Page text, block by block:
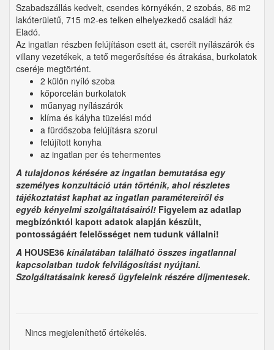
Szabadszállás kedvelt, csendes környékén, 2 szobás, 86 m2
lakóterületű, 715 m2-es telken elhelyezkedő családi ház
Eladó.
Az ingatlan részben felújításon esett át, cserélt nyílászárók és
villany vezetékek, a tető megerősítése és átrakása, burkolatok
cseréje megtörtént.
2 külön nyíló szoba
kőporcelán burkolatok
műanyag nyílászárók
klíma és kályha tüzelési mód
a fürdőszoba felújításra szorul
felújított konyha
az ingatlan per és tehermentes
A tulajdonos kérésére az ingatlan bemutatása egy
személyes konzultáció után történik, ahol részletes
tájékoztatást kaphat az ingatlan paramétereiről és
egyéb kényelmi szolgáltatásairól! Figyelem az adatlap
megbízónktól kapott adatok alapján készült,
pontosságáért felelősséget nem tudunk vállalni!
A HOUSE36 kínálatában található összes ingatlannal
kapcsolatban tudok felvilágosítást nyújtani.
Szolgáltatásaink kereső ügyfeleink részére díjmentesek.
Nincs megjeleníthető értékelés.